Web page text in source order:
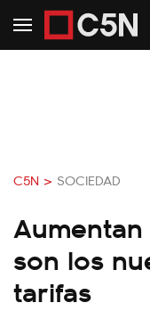
C5N > SOCIEDAD
son los
tarifas